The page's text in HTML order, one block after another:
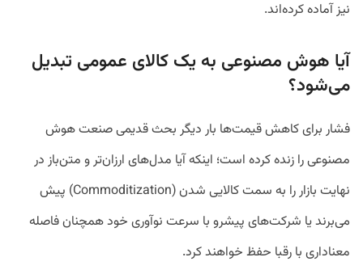
نیز آماده کرده‌اند.
آیا هوش مصنوعی به یک کالای عمومی تبدیل
می‌شود؟
فشار برای کاهش قیمت‌ها بار دیگر بحث قدیمی صنعت هوش
مصنوعی را زنده کرده است؛ اینکه آیا مدل‌های ارزان‌تر و متن‌باز در
نهایت بازار را به سمت کالایی شدن (Commoditization) پیش
می‌برند یا شرکت‌های پیشرو با سرعت نوآوری خود همچنان فاصله
معناداری با رقبا حفظ خواهند کرد.